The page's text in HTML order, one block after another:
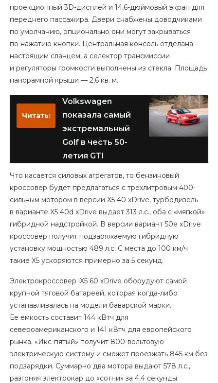
проекционный 3D-дисплей и 14,6-дюймовый экран для
переднего пассажира. Двери снабжены доводчиками
по умолчанию, опционально они могут закрываться
по нажатию кнопки. Центральная консоль отделана
настоящим сланцем, а селектор трансмиссии
и регуляторы громкости выполнены из стекла. Площадь
панорамной крыши — 2,6 кв. м.
Читать:
Volkswagen
показала самый
экстремальный
Golf в честь 50-
летия GTI
Что касается силовых агрегатов, то бензиновый
кроссовер будет предлагаться с трехлитровым 400-
сильным мотором в версии X5 40 xDrive, турбодизель
в варианте X5 40d xDrive выдает 313 л.с., оба с «мягкой»
гибридной надстройкой. В версии вариант 50e xDrive
кроссовер получит подзаряжаемую гибридную
установку мощностью 489 л.с. С места до 100 км/ч
такие X5 ускоряются примерно за 5 секунд.
Электрокроссовер iX5 60 xDrive оборудуют самой
крупной тяговой батареей, которая когда-либо
устанавливалась на модели баварской марки.
Ее емкость составит 144 кВтч для
североамериканского и 141 кВтч для европейского
рынка. «Икс-пятый» получит 800-вольтовую
электрическую систему и сможет проезжать 845 км без
подзарядки. Суммарно два мотора выдают 578 л.с.,
разгоняя электрокар до «сотни» за 4,4 секунды.